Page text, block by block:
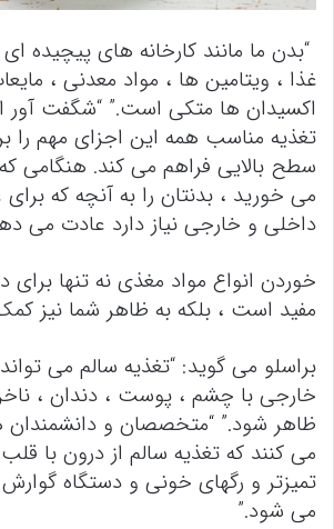
“بدن ما مانند کارخانه های پیچیده
غذا ، ویتامین ها ، مواد معدنی ،
اکسیدان ها متکی است.” “شگفت
تغذیه مناسب همه این اجزای مهم را
سطح بالایی فراهم می کند. هنگامی
می خورید ، بدنتان را به آنچه که
داخلی و خارجی نیاز دارد عادت می
خوردن انواع مواد مغذی نه تنها
مفید است ، بلکه به ظاهر شما نیز
براسلو می گوید: “تغذیه سالم می
خارجی با چشم ، پوست ، دندان ،
ظاهر شود.” “متخصصان و
می کنند که تغذیه سالم از درون با
تمیزتر و رگهای خونی و دستگاه
می شود.”